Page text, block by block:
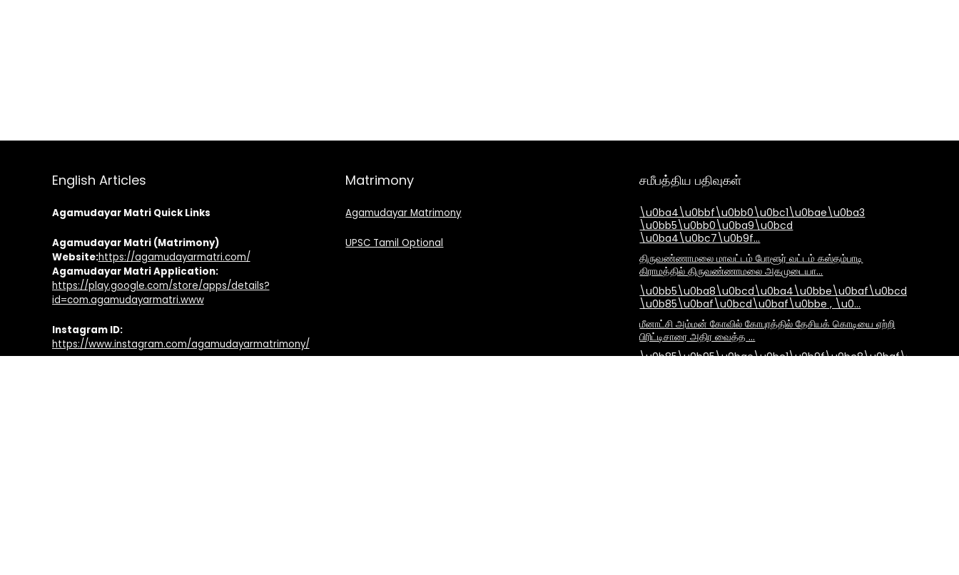
English Articles
Agamudayar Matri Quick Links
Agamudayar Matri (Matrimony)
Website:https://agamudayarmatri.com/
Agamudayar Matri Application:
https://play.google.com/store/apps/details?
id=com.agamudayarmatri.www
Instagram ID:
https://www.instagram.com/agamudayarmatrimony/
Matrimony
Agamudayar Matrimony
UPSC Tamil Optional
சமீபத்திய பதிவுகள்
\u0ba4\u0bbf\u0bb0\u0bc1\u0bae\u0ba3
\u0bb5\u0bb0\u0ba9\u0bcd
\u0ba4\u0bc7\u0b9f…
திருவண்ணாமலை மாவட்டம் போளூர் வட்டம் கஸ்தம்பாடி
கிராமத்தில் திருவண்ணாமலை அகமுடையா…
\u0bb5\u0ba8\u0bcd\u0ba4\u0bbe\u0baf\u0bcd
\u0b85\u0baf\u0bcd\u0baf\u0bbe , \u0…
மீனாட்சி அம்மன் கோவில் கோபுரத்தில் தேசியக் கொடியை ஏற்றி
பிரிட்டிசாரை அதிர வைத்த …